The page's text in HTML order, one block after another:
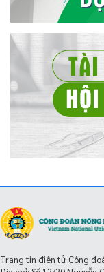
Trang tin điện tử Công